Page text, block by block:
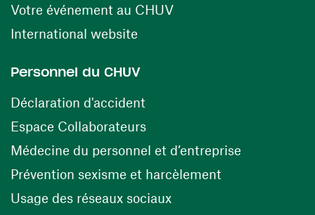
Votre événement au CHUV(ouvre une nouvelle
International website
Personnel du CHUV
Déclaration d'accident
Espace Collaborateurs(ouvre une nouvelle fenêtre)
Médecine du personnel et d’entreprise
Prévention sexisme et harcèlement
Usage des réseaux sociaux(ouvre une nouvelle